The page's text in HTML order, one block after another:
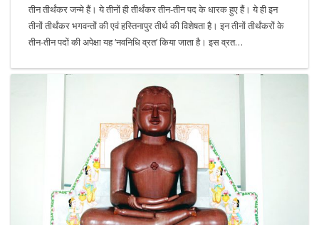
तीन तीर्थंकर जन्मे हैं। ये तीनों ही तीर्थंकर तीन-तीन पद के धारक हुए हैं। ये ही इन
तीनों तीर्थंकर भगवन्तों की एवं हस्तिनापुर तीर्थ की विशेषता है। इन तीनों तीर्थंकरों के
तीन-तीन पदों की अपेक्षा यह ‘नवनिधि व्रत’ किया जाता है। इस व्रत…